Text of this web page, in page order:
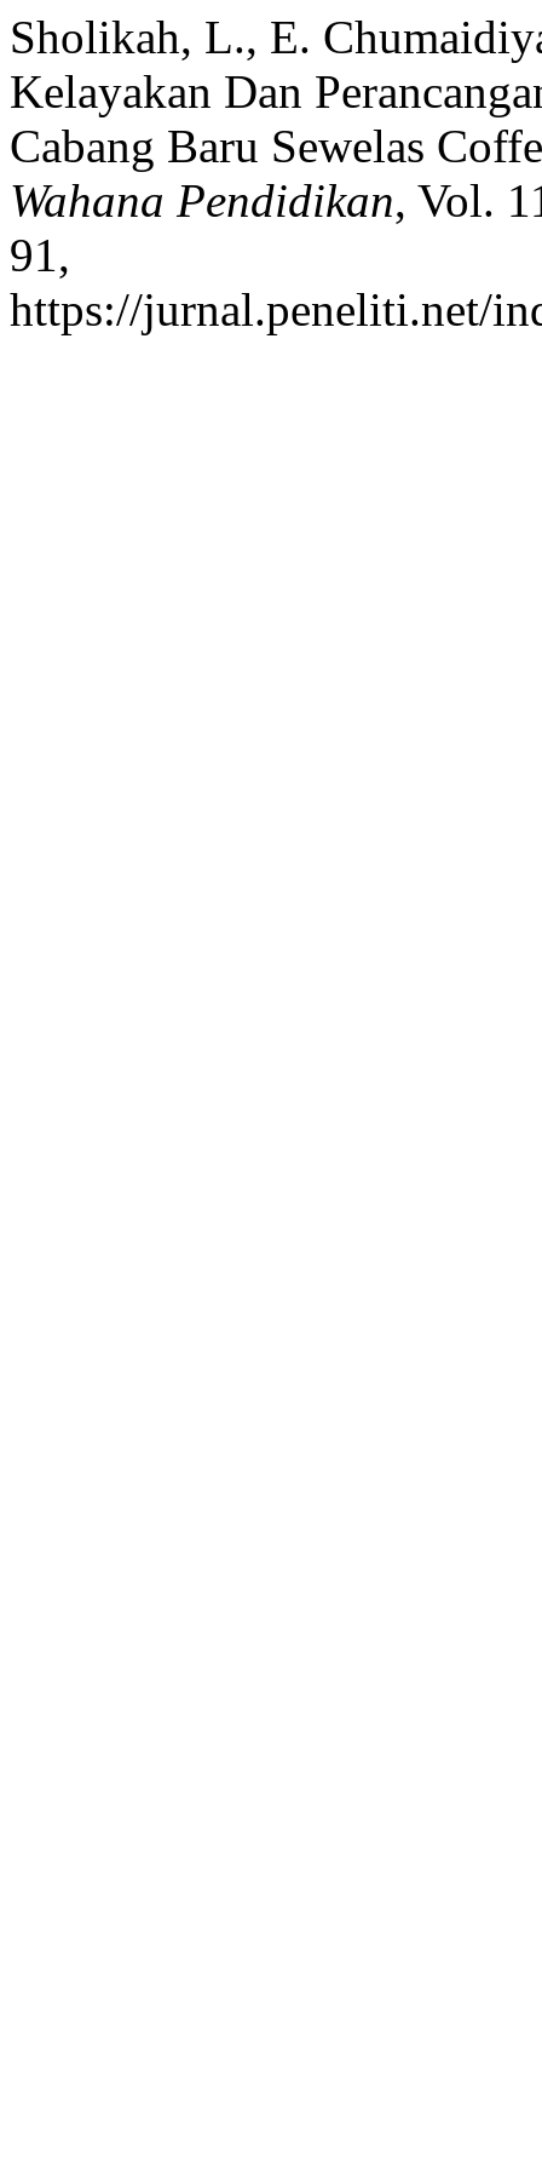
Sholikah, L., E.
Kelayakan Dan
Cabang Baru Sewelas
Wahana Pendidikan, Vol.
91,
https://jurnal.peneliti.net/